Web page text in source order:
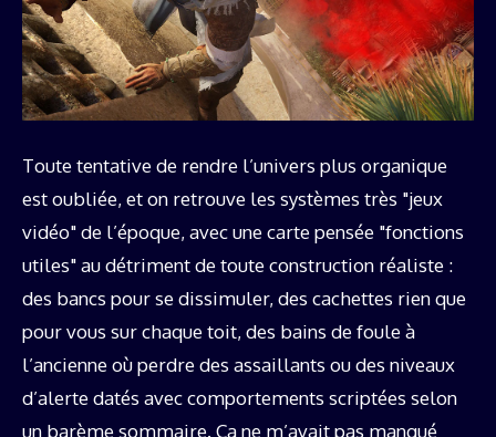
Toute tentative de rendre l’univers plus organique
est oubliée, et on retrouve les systèmes très "jeux
vidéo" de l’époque, avec une carte pensée "fonctions
utiles" au détriment de toute construction réaliste :
des bancs pour se dissimuler, des cachettes rien que
pour vous sur chaque toit, des bains de foule à
l’ancienne où perdre des assaillants ou des niveaux
d’alerte datés avec comportements scriptées selon
un barème sommaire. Ça ne m’avait pas manqué